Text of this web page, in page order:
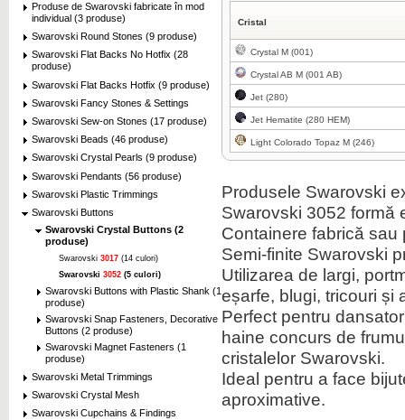
Produse de Swarovski fabricate în mod
individual (3 produse)
Swarovski Round Stones (9 produse)
Swarovski Flat Backs No Hotfix (28
produse)
Swarovski Flat Backs Hotfix (9 produse)
Swarovski Fancy Stones & Settings
Swarovski Sew-on Stones (17 produse)
Swarovski Beads (46 produse)
Swarovski Crystal Pearls (9 produse)
Swarovski Pendants (56 produse)
Swarovski Plastic Trimmings
Swarovski Buttons
Swarovski Crystal Buttons (2
produse)
Swarovski 3017 (14 culori)
Swarovski 3052 (5 culori)
Swarovski Buttons with Plastic Shank (1
produse)
Swarovski Snap Fasteners, Decorative
Buttons (2 produse)
Swarovski Magnet Fasteners (1
produse)
Swarovski Metal Trimmings
Swarovski Crystal Mesh
Swarovski Cupchains & Findings
Cristal
Crystal M (001)
Crystal AB M (001 AB)
Jet (280)
Jet Hematite (280 HEM)
Light Colorado Topaz M (246)
Produsele Swarovski
Swarovski 3052 formă
Containere fabrică sau
Semi-finite Swarovski
Utilizarea de largi,
eșarfe, blugi, tricouri și
Perfect pentru
haine concurs de
cristalelor Swarovski.
Ideal pentru a face
aproximative.